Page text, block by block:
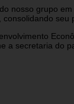
nosso grupo
seu
a secretaria do